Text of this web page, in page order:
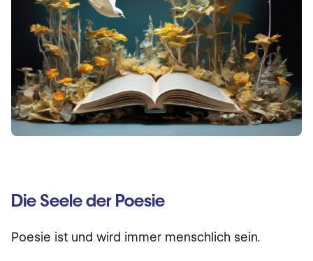
Die Seele der Poesie
Poesie ist und wird immer menschlich sein.